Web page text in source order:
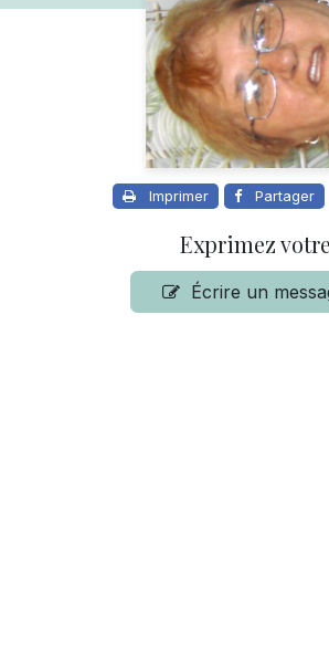
Imprimer Partager
Exprimez
Écrire un